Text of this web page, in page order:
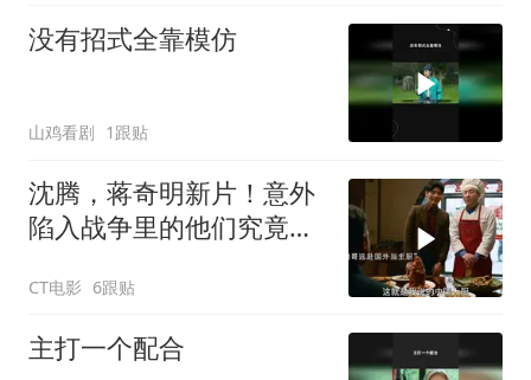
没有招式全靠模仿
山鸡看剧 1跟贴
沈腾，蒋奇明新片！意外
陷入战争里的他们究竟该
CT电影 6跟贴
主打一个配合